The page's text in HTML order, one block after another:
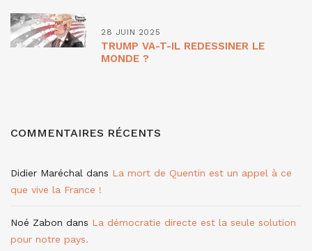
28 JUIN 2025
TRUMP VA-T-IL REDESSINER LE
MONDE ?
COMMENTAIRES RÉCENTS
Didier Maréchal dans La mort de Quentin est un appel à ce
que vive la France !
Noé Zabon dans La démocratie directe est la seule solution
pour notre pays.